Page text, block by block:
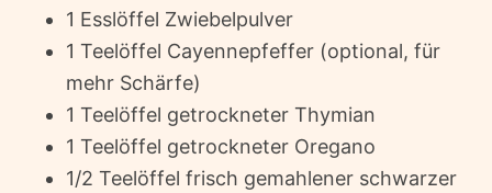
1 Esslöffel Zwiebelpulver
1 Teelöffel Cayennepfeffer (optional, für
mehr Schärfe)
1 Teelöffel getrockneter Thymian
1 Teelöffel getrockneter Oregano
1/2 Teelöffel frisch gemahlener schwarzer